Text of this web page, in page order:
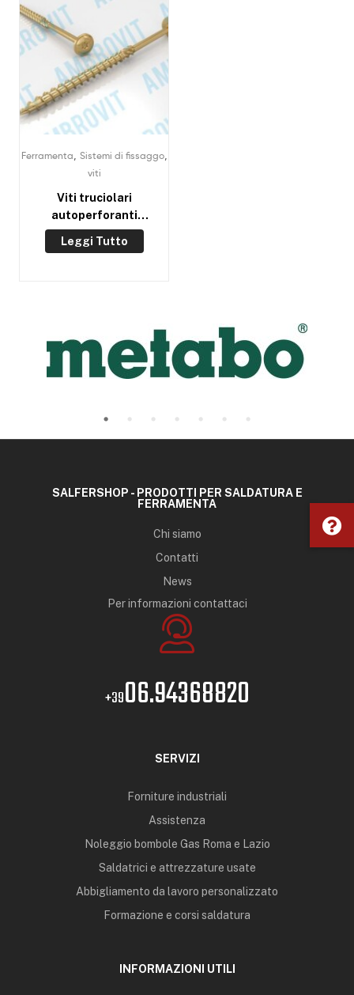
Ferramenta Sistemi di fissaggo,
viti
Viti truciolari
autoperforanti
ranellate TX
Leggi Tutto
SALFERSHOP - PRODOTTI PER SALDATURA E
FERRAMENTA
Chi siamo
Contatti
News
Per informazioni contattaci
+3906.94368820
SERVIZI
Forniture industriali
Assistenza
Noleggio bombole Gas Roma e Lazio
Saldatrici e attrezzature usate
Abbigliamento da lavoro personalizzato
Formazione e corsi saldatura
INFORMAZIONI UTILI